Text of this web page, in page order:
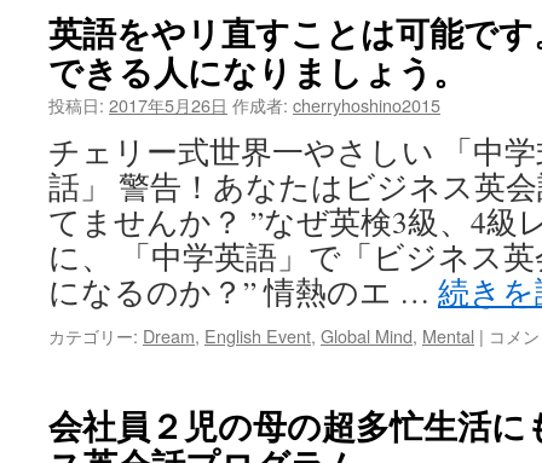
っ
た
り
ま
す
か？
は
ん
達
い
成
果
の
声
は
英語をやリ直すことは可能で
できる人になりましょう。
投稿日: 2017年5月26日 作成者: cherryhoshino2015
チェリー式世界一やさしい 「中
話」 警告！あなたはビジネス英
てませんか？ ”なぜ英検3級、4級
に、 「中学英語」で「ビジネス
になるのか？” 情熱のエ … 続き
カテゴリー: Dream, English Event, Global Mind, Mental | 英
や
リ
コメ
会社員２児の母の超多忙生活